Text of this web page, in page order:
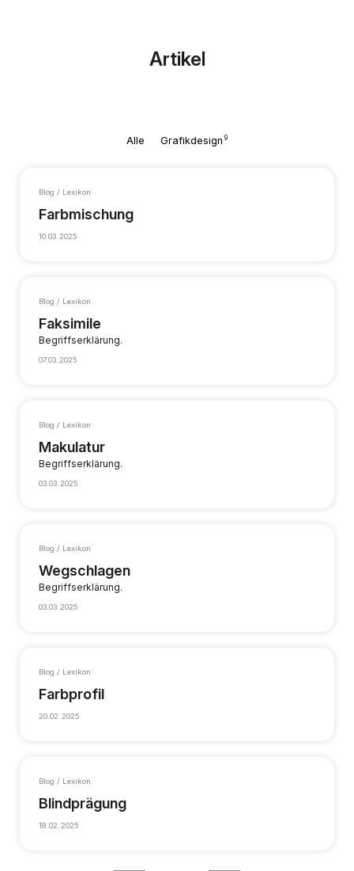
Artikel
Alle Grafikdesign 9
Blog / Lexikon
Farbmischung
10.03.2025
Blog / Lexikon
Faksimile
Begriffserklärung.
07.03.2025
Blog / Lexikon
Makulatur
Begriffserklärung.
03.03.2025
Blog / Lexikon
Wegschlagen
Begriffserklärung.
03.03.2025
Blog / Lexikon
Farbprofil
20.02.2025
Blog / Lexikon
Blindprägung
18.02.2025